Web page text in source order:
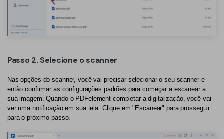
Atualizar para o PDFelement 12
Passo 2. Selecione o scanner
Nas opções do scanner, você vai precisar selecionar o seu scanner e
então confirmar as configurações padrões para começar a escanear a
sua imagem. Quando o PDFelement completar a digitalização, você vai
ver uma notificação em sua tela. Clique em "Escanear" para prosseguir
para o próximo passo.